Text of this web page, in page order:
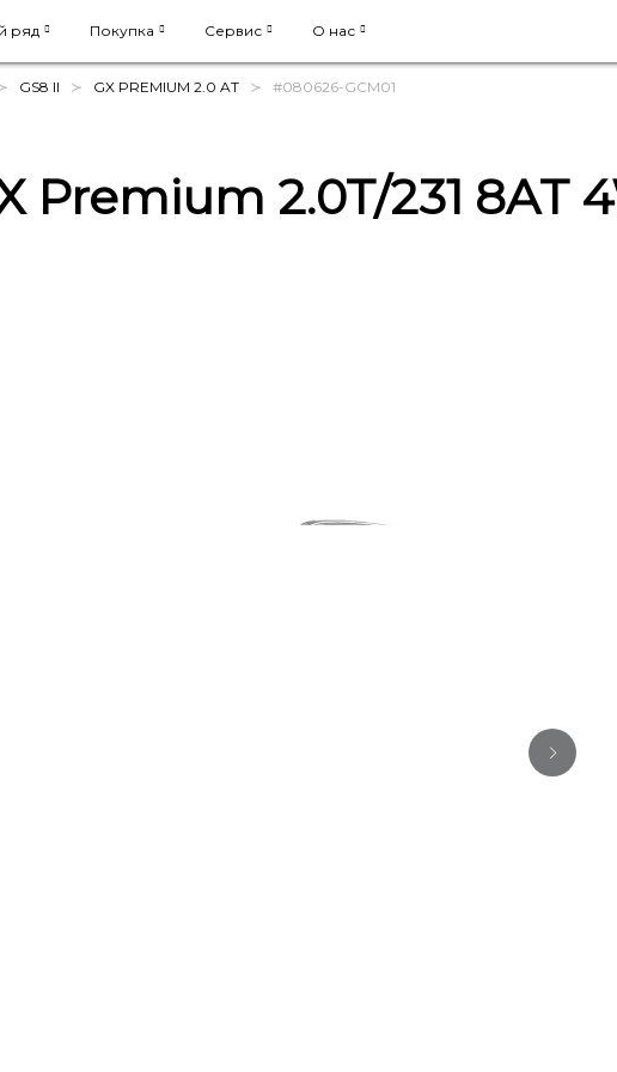
ряд Покупка Сервис О нас
GS8 II GX PREMIUM 2.0 AT #080626-GCM01
Premium 2.0T/231 8AT